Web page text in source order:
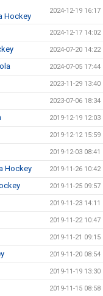
Hockey
2024-12-19 16:17
2024-12-17 14:02
2024-07-20 14:22
2024-07-05 17:44
2023-11-29 13:40
2023-07-06 18:34
2019-12-19 12:03
2019-12-12 15:59
2019-12-03 08:41
Hockey 2019-11-26 10:42
2019-11-25 09:57
2019-11-23 14:11
2019-11-22 10:47
2019-11-21 09:15
2019-11-20 08:54
2019-11-19 13:30
2019-11-15 08:58